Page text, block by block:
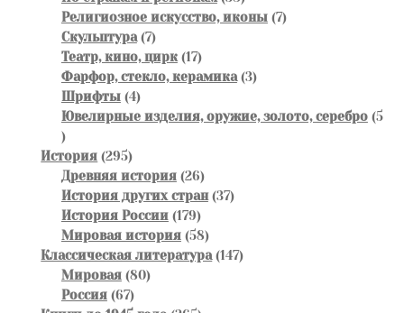
товаров
Религиозное искусство, иконы 77
Скульптура 77
товаров
Театр, кино, цирк 1717
товаров
Фарфор, стекло, керамика 33
Шрифты 44
товара
Ювелирные изделия, оружие, золото, серебро 5
5
товаров
История 295295
товаров
Древняя история 2626
товаров
История других стран 3737
История России 179179
товаров
Мировая история 5858
товаров
Классическая литература 147147
Мировая 8080
Россия 6767